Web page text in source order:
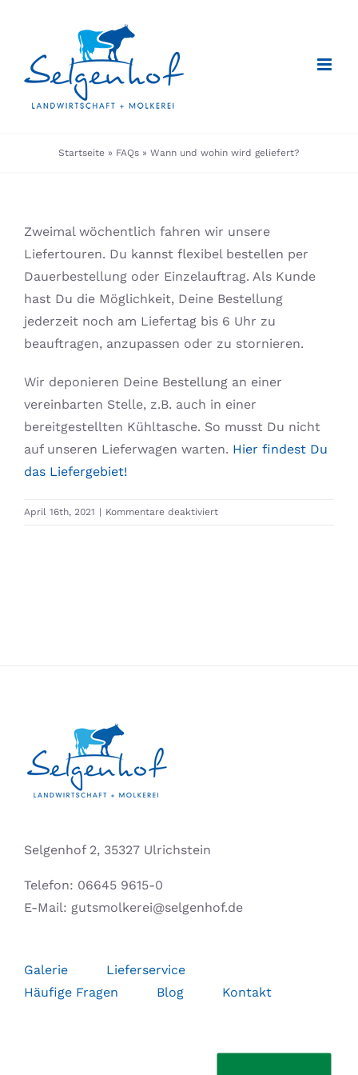
springen
Startseite » FAQs » Wann und wohin wird geliefert?
Zweimal wöchentlich fahren wir unsere
Liefertouren. Du kannst flexibel bestellen per
Dauerbestellung oder Einzelauftrag. Als Kunde
hast Du die Möglichkeit, Deine Bestellung
jederzeit noch am Liefertag bis 6 Uhr zu
beauftragen, anzupassen oder zu stornieren.
Wir deponieren Deine Bestellung an einer
vereinbarten Stelle, z.B. auch in einer
bereitgestellten Kühltasche. So musst Du nicht
auf unseren Lieferwagen warten. Hier findest Du
das Liefergebiet!
April 16th, 2021 | Kommentare deaktiviertfür
Selgenhof 2, 35327 Ulrichstein
Telefon: 06645 9615-0
E-Mail: gutsmolkerei@selgenhof.de
Galerie
Lieferservice
Häufige Fragen
Blog Kontakt